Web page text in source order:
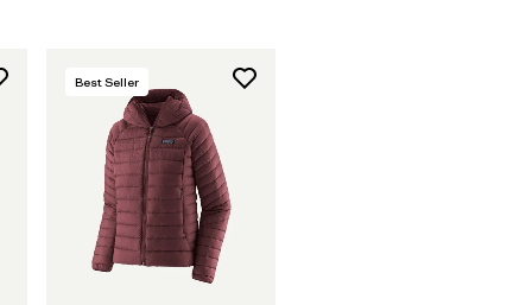
Best Seller